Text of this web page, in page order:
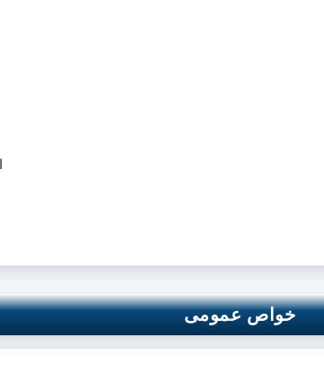
خواص عمومی